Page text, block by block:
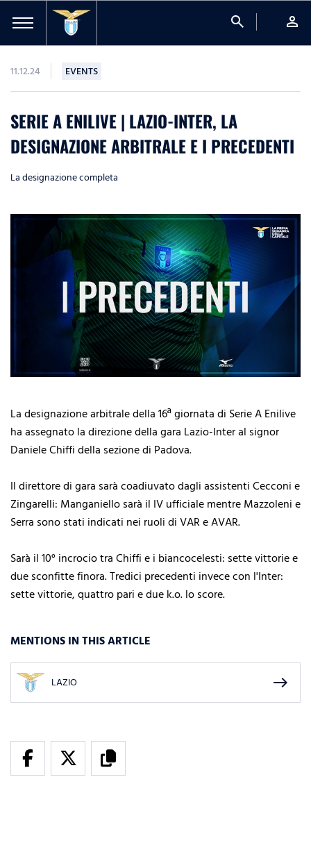
search person
11.12.24 EVENTS
SERIE A ENILIVE | LAZIO-INTER, LA
DESIGNAZIONE ARBITRALE E I PRECEDENTI
La designazione completa
La designazione arbitrale della 16ª giornata di Serie A Enilive
ha assegnato la direzione della gara Lazio-Inter al signor
Daniele Chiffi della sezione di Padova.
Il direttore di gara sarà coadiuvato dagli assistenti Cecconi e
Zingarelli: Manganiello sarà il IV ufficiale mentre Mazzoleni e
Serra sono stati indicati nei ruoli di VAR e AVAR.
Sarà il 10° incrocio tra Chiffi e i biancocelesti: sette vittorie e
due sconfitte finora. Tredici precedenti invece con l'Inter:
sette vittorie, quattro pari e due k.o. lo score.
MENTIONS IN THIS ARTICLE
LAZIO east